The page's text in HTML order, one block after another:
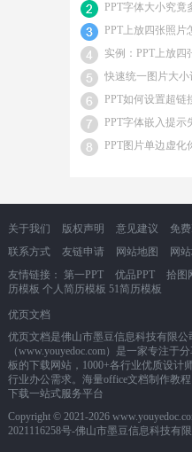
PPT字体大小究竟
PPT上放四张照片
实例：PPT上放四
快速统一图片大小
PPT如何设置超链
PPT字体嵌入提示
PPT图片单边虚化
关于我们
联系方式
版权声明
友链申请
意见建议
网站地图
免
网
友情链接： 第一PPT 优品PPT 拾图
历模板 个人简历模板 51简历模板
优页文档
优页文档是佛山市墨豆信息科技有限
（www.youyedoc.com）是一家专注于
板的下载网站，1000+各行业优质设计
行业办公需求。海量office文档制作教
下载一站式服务平台
Copyright © 2021-2026
2021116258号-佛山市墨豆信息科技有限